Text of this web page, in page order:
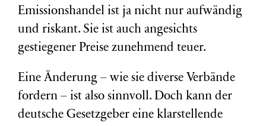
Emissionshandel ist ja nicht nur aufwändig
und riskant. Sie ist auch angesichts
gestiegener Preise zunehmend teuer.
Eine Änderung – wie sie diverse Verbände
fordern – ist also sinnvoll. Doch kann der
deutsche Gesetzgeber eine klarstellende